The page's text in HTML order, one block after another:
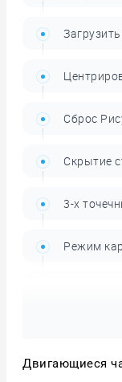
Сброс
Скрытие
3-х
Режим
Режим
Режим
Двигающиеся